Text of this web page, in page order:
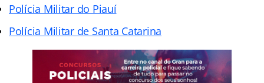
Polícia Militar do Piauí
Polícia Militar de Santa Catarina